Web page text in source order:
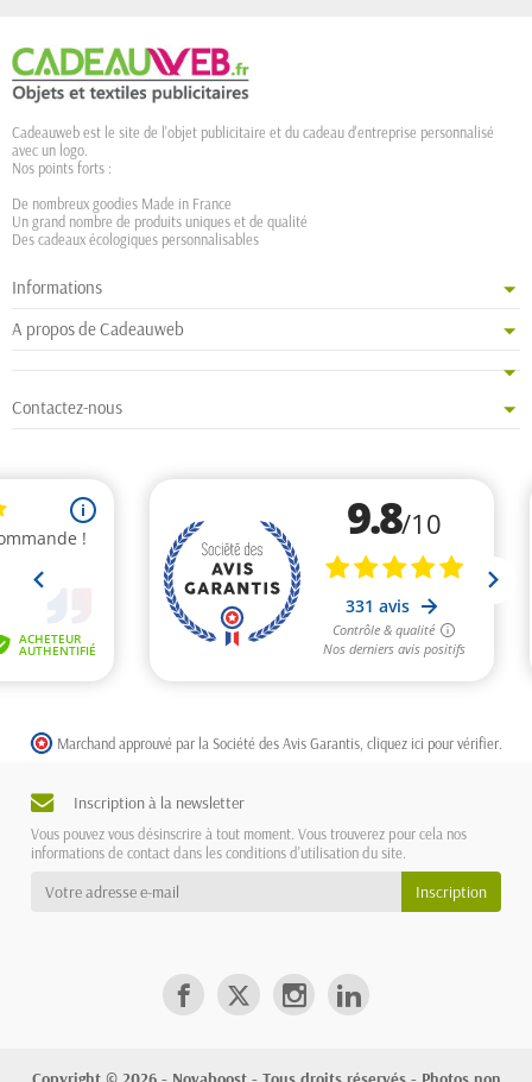
Cadeauweb est le site de l'objet publicitaire et du cadeau d'entreprise personnalisé
avec un logo.
Nos points forts :
De nombreux goodies Made in France
Un grand nombre de produits uniques et de qualité
Des cadeaux écologiques personnalisables
Informations
A propos de Cadeauweb
Contactez-nous
Marchand approuvé par la Société des Avis Garantis, cliquez ici pour vérifier
Inscription à la newsletter
Vous pouvez vous désinscrire à tout moment. Vous trouverez pour cela nos
informations de contact dans les conditions d'utilisation du site.